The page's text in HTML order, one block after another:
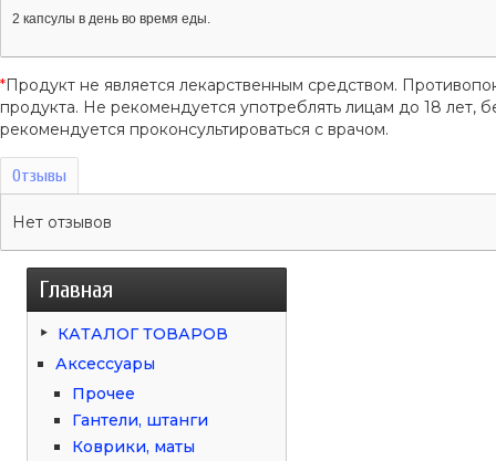
2 капсулы в день во время еды.
*Продукт не является лекарственным средством.
продукта. Не рекомендуется употреблять лицам до 18
рекомендуется проконсультироваться с врачом.
Отзывы
Нет отзывов
Главная
КАТАЛОГ ТОВАРОВ
Аксессуары
Прочее
Гантели, штанги
Коврики, маты